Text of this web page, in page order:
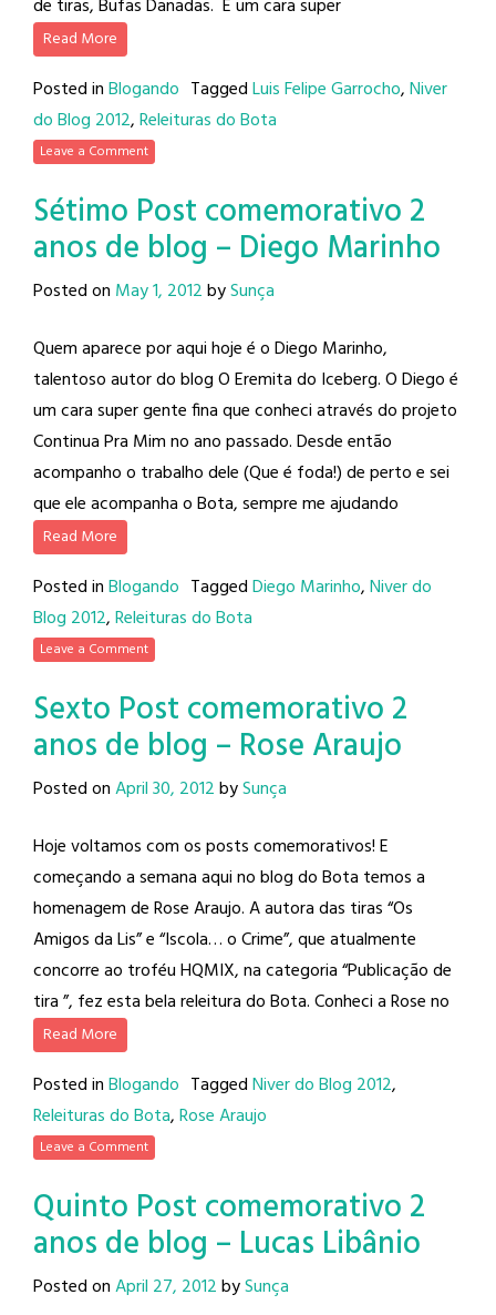
de tiras, Bufas Danadas. É um cara super
Read More
Posted inBlogando TaggedLuis Felipe Garrocho,Niver
do Blog 2012,Releituras do Bota
Leave a Comment
Sétimo Post comemorativo 2
anos de blog – Diego Marinho
Posted on May 1, 2012bySunça
Quem aparece por aqui hoje é o Diego Marinho,
talentoso autor do blog O Eremita do Iceberg. O Diego é
um cara super gente fina que conheci através do projeto
Continua Pra Mim no ano passado. Desde então
acompanho o trabalho dele (Que é foda!) de perto e sei
que ele acompanha o Bota, sempre me ajudando
Read More
Posted inBlogando TaggedDiego Marinho,Niver do
Blog 2012,Releituras do Bota
Leave a Comment
Sexto Post comemorativo 2
anos de blog – Rose Araujo
Posted onApril 30, 2012bySunça
Hoje voltamos com os posts comemorativos! E
começando a semana aqui no blog do Bota temos a
homenagem de Rose Araujo. A autora das tiras “Os
Amigos da Lis” e “Iscola… o Crime”, que atualmente
concorre ao troféu HQMIX, na categoria “Publicação de
tira ”, fez esta bela releitura do Bota. Conheci a Rose no
Read More
Posted inBlogando TaggedNiver do Blog 2012,
Releituras do Bota,Rose Araujo
Leave a Comment
Quinto Post comemorativo 2
anos de blog – Lucas Libânio
Posted onApril 27, 2012bySunça